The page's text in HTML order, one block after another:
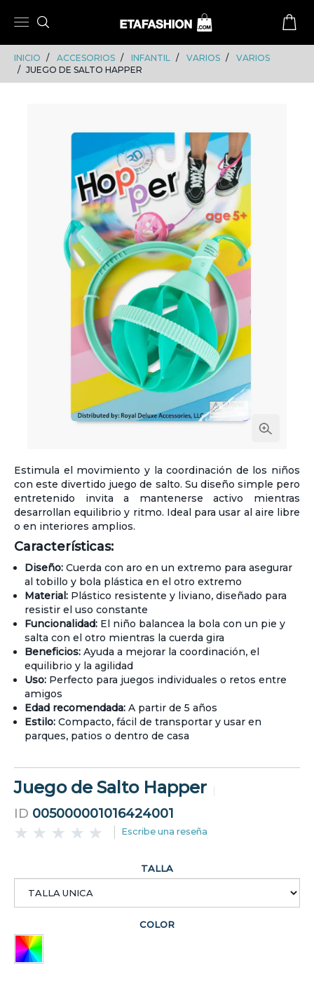
INICIO ACCESORIOS INFANTIL VARIOS
VARIOS
JUEGO DE SALTO HAPPER
Estimula el movimiento y la coordinación de los niños
con este divertido juego de salto. Su diseño simple pero
entretenido invita a mantenerse activo mientras
desarrollan equilibrio y ritmo. Ideal para usar al aire libre
o en interiores amplios.
Características:
Diseño: Cuerda con aro en un extremo para asegurar
al tobillo y bola plástica en el otro extremo
Material: Plástico resistente y liviano, diseñado para
resistir el uso constante
Funcionalidad: El niño balancea la bola con un pie y
salta con el otro mientras la cuerda gira
Beneficios: Ayuda a mejorar la coordinación, el
equilibrio y la agilidad
Uso: Perfecto para juegos individuales o retos entre
amigos
Edad recomendada: A partir de 5 años
Estilo: Compacto, fácil de transportar y usar en
parques, patios o dentro de casa
Juego de Salto Happer
ID 005000001016424001
Escribe una reseña
TALLA
COLOR